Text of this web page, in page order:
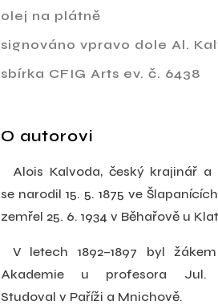
olej na plátně
signováno vpravo dole Al.
sbírka CFIG Arts ev. č. 6438
O autorovi
Alois Kalvoda, český krajinář a
se narodil 15. 5. 1875 ve
zemřel 25. 6. 1934 v Běhařově u
V letech 1892–1897 byl
Akademie u profesora Jul.
Studoval v Paříži a Mnichově.